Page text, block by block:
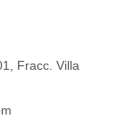
Fracc. Villa